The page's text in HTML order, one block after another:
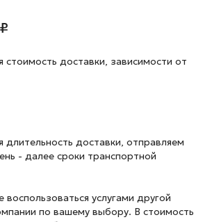
стоимость доставки, зависимости от
длительность доставки, отправляем
- далее сроки транспортной
услугами другой
по вашему выбору. В стоимость